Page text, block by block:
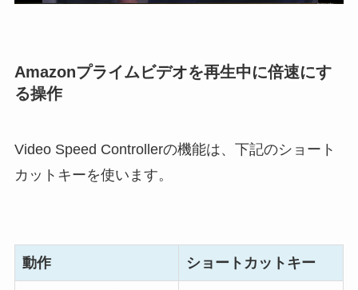
Amazonプライムビデオを再生中に倍速にす
る操作
Video Speed Controllerの機能は、下記のショート
カットキーを使います。
動作 ショートカットキー